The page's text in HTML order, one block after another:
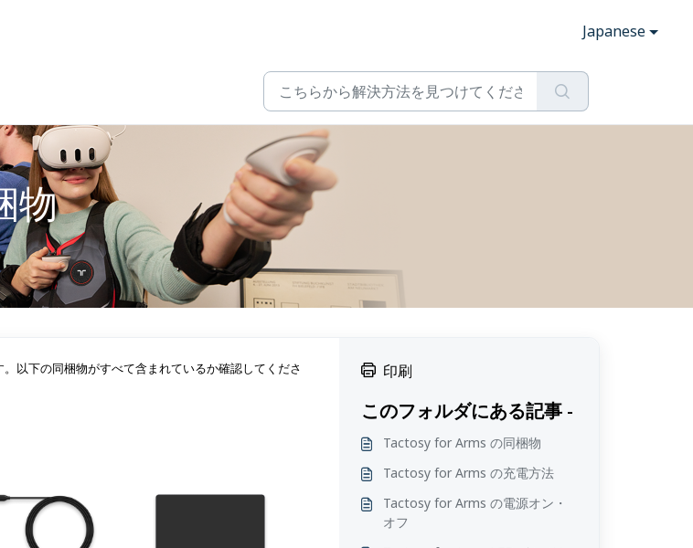
Japanese
物
以下の同梱物がすべて含まれているか確認してくださ
印刷
このフォルダにある記事 -
Tactosy for Arms の同梱物
Tactosy for Arms の充電方法
Tactosy for Arms の電源オン・
オフ